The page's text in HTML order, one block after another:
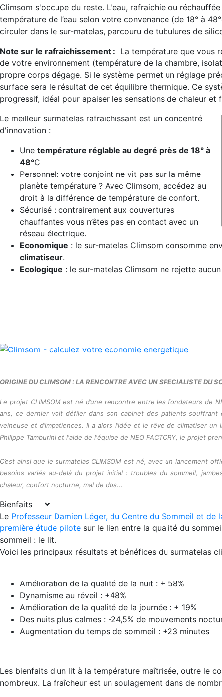
Climsom s'occupe du reste. L'eau, rafraichie ou
température de l’eau selon votre convenance (de 18° à
circuler dans le sur-matelas, parcouru de tubulures de
Note sur le rafraichissement : La température que vous
de votre environnement (température de la chambre,
propre corps dégage. Si le système permet un réglage
surface sera le résultat de cet équilibre thermique. Ce
progressif, idéal pour apaiser les sensations de chaleur
Le meilleur surmatelas rafraichissant est un concentré
d'innovation :
Une température réglable au degré près de 18° à
48°C
Personnel: votre conjoint ne vit pas sur la même
planète température ? Avec Climsom, accédez au
droit à la différence de température de confort.
Sécurisé : contrairement aux couvertures
chauffantes vous n’êtes pas en contact avec un
réseau électrique.
Economique : le sur-matelas Climsom consomme
climatiseur.
Ecologique : le sur-matelas Climsom ne rejette
ORIGINE DU CLIMSOM : LA RENCONTRE AVEC UN SPECIALISTE DU
Le projet CLIMSOM est né d’une rencontre entre les fondateurs de
ans, ce dernier voit défiler dans son cabinet des patients souffrant
veineuse et d’impatiences. Il a alors l’idée et le rêve de climatiser
Philippe Tamburini et l'aide de l'équipe de NEO FACTORY, le projet
C’est ainsi que le surmatelas CLIMSOM est né, avec un lancement
besoins variés au-delà du projet initial : troubles du sommeil,
chaleur, confort nocturne, mal de dos...
Bienfaits
Le Professeur Damien Léger, du Centre du Sommeil et
première étude pilote sur le lien entre la qualité du
sommeil : le lit.
Voici les principaux résultats et bénéfices du surmatelas
Amélioration de la qualité de la nuit : + 58%
Dynamisme au réveil : +48%
Amélioration de la qualité de la journée : + 19%
Des nuits plus calmes : -24,5% de mouvements
Augmentation du temps de sommeil : +23 minutes
Les bienfaits d'un lit à la température maîtrisée, outre le
nombreux. La fraîcheur est un soulagement dans de